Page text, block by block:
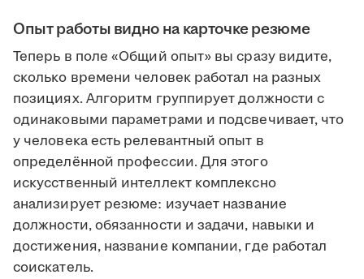
Опыт работы видно на карточке резюме
Теперь в поле «Общий опыт» вы сразу видите,
сколько времени человек работал на разных
позициях. Алгоритм группирует должности с
одинаковыми параметрами и подсвечивает, что
у человека есть релевантный опыт в
определённой профессии. Для этого
искусственный интеллект комплексно
анализирует резюме: изучает название
должности, обязанности и задачи, навыки и
достижения, название компании, где работал
соискатель.